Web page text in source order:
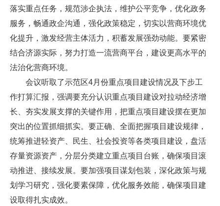
落实重点任务，规范涉企执法，维护公平竞争，优化政务
服务，畅通政企沟通，强化政策稳定，切实以营商环境优
化提升，激发经营主体活力，积蓄发展强劲动能。要紧密
结合济源实际，努力打造一流营商平台，建设更高水平的
法治化营商环境。
会议听取了示范区4月份重点项目建设情况及下步工
作打算汇报，强调要充分认识重点项目建设对拉动经济增
长、夯实发展支撑的关键作用，把重点项目建设摆在更加
突出的位置抓细抓实。要正确、全面把握项目建设规律，
统筹推进轻资产、民生、社会投资等各类项目建设，盘活
存量资源资产，分层分类建立重点项目台账，确保项目滚
动推进、接续发展。要加强项目谋划包装，深化政策与规
划学习研究，强化要素保障，优化服务效能，确保项目建
设取得扎实成效。